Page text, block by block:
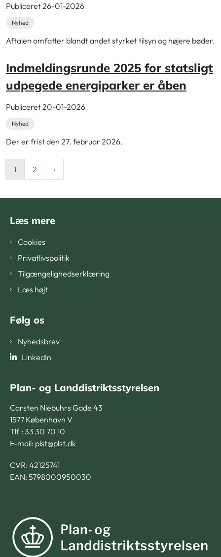
Publiceret 26-01-2026
Nyhed
Aftalen omfatter blandt andet styrket tilsyn og højere bøder.
Indmeldingsrunde 2025 for statsligt
udpegede energiparker er åben
Publiceret 20-01-2026
Nyhed
Der er frist den 27. februar 2026.
1 2
Læs mere
Cookies
Privatlivspolitik
Tilgængelighedserklæring
Læs højt
Følg os
Nyhedsbrev
LinkedIn
Plan- og Landdistriktsstyrelsen
Carsten Niebuhrs Gade 43
1577 København V
Tlf.: 33 30 70 10
E-mail: plst@plst.dk
CVR: 42125741
EAN: 5798000950030